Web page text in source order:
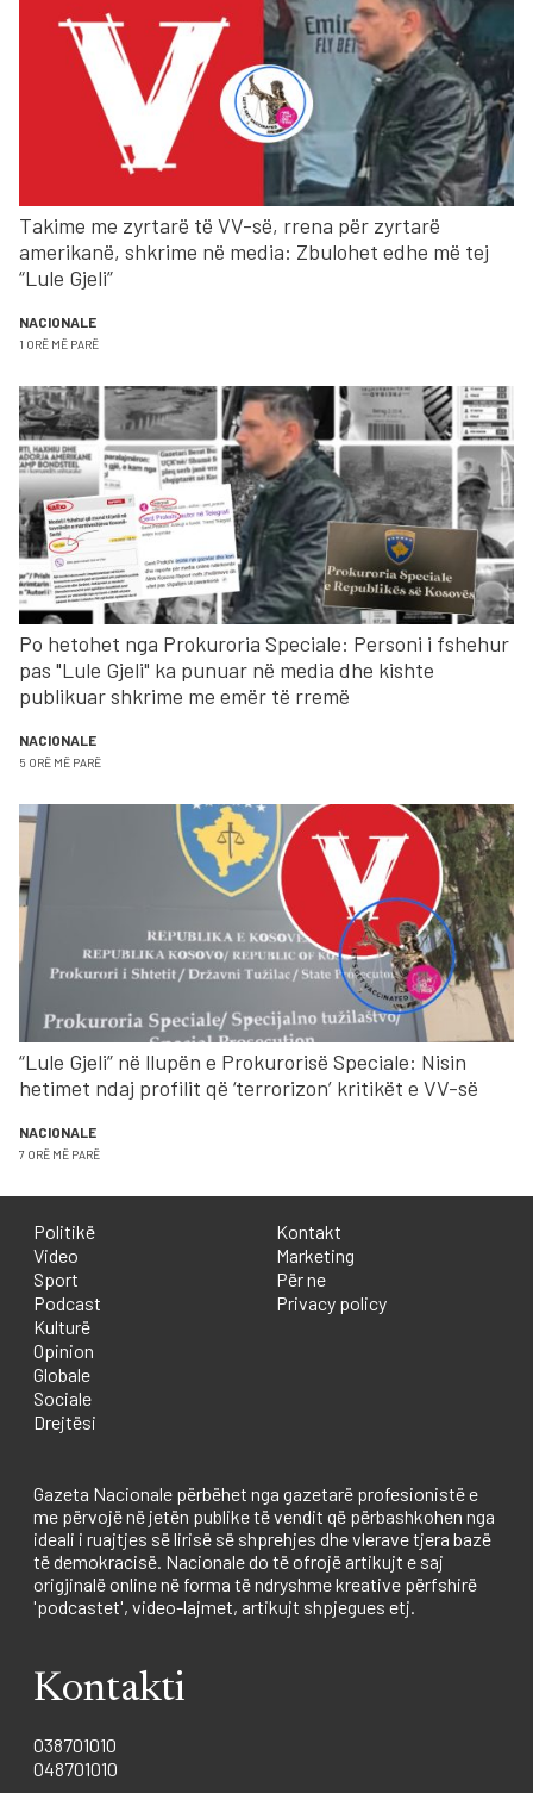
Takime me zyrtarë të VV-së, rrena për zyrtarë
amerikanë, shkrime në media: Zbulohet edhe më tej
“Lule Gjeli”
NACIONALE
1 ORË MË PARË
Po hetohet nga Prokuroria Speciale: Personi i fshehur
pas "Lule Gjeli" ka punuar në media dhe kishte
publikuar shkrime me emër të rremë
NACIONALE
5 ORË MË PARË
“Lule Gjeli” në llupën e Prokurorisë Speciale: Nisin
hetimet ndaj profilit që ‘terrorizon’ kritikët e VV-së
NACIONALE
7 ORË MË PARË
Politikë
Video
Sport
Podcast
Kulturë
Opinion
Globale
Sociale
Drejtësi
Kontakt
Marketing
Për ne
Privacy policy
Gazeta Nacionale përbëhet nga gazetarë profesionistë e
me përvojë në jetën publike të vendit që përbashkohen nga
ideali i ruajtjes së lirisë së shprehjes dhe vlerave tjera bazë
të demokracisë. Nacionale do të ofrojë artikujt e saj
origjinalë online në forma të ndryshme kreative përfshirë
'podcastet', video-lajmet, artikujt shpjegues etj.
Kontakti
038701010
048701010